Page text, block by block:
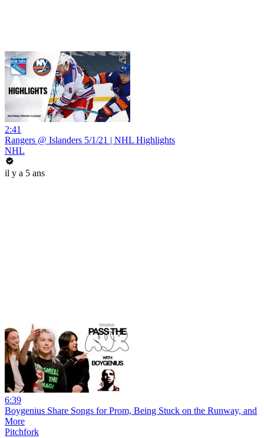
2:41
Rangers @ Islanders 5/1/21 | NHL Highlights
NHL
il y a 5 ans
6:39
Boygenius Share Songs for Prom, Being Stuck on the Runway, and
More
Pitchfork